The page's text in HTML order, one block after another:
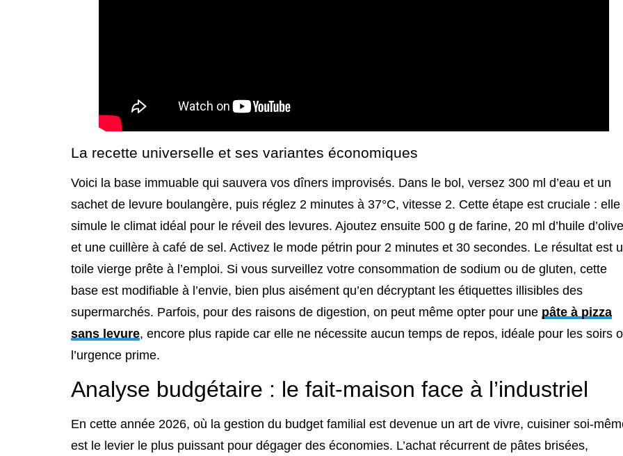
La recette universelle et ses variantes économiques
Voici la base immuable qui sauvera vos dîners improvisés. Dans le bol, versez 300 ml d’eau et un
sachet de levure boulangère, puis réglez 2 minutes à 37°C, vitesse 2. Cette étape est cruciale : elle
simule le climat idéal pour le réveil des levures. Ajoutez ensuite 500 g de farine, 20 ml d’huile d’olive
et une cuillère à café de sel. Activez le mode pétrin pour 2 minutes et 30 secondes. Le résultat est
toile vierge prête à l’emploi. Si vous surveillez votre consommation de sodium ou de gluten, cette
base est modifiable à l’envie, bien plus aisément qu’en décryptant les étiquettes illisibles des
supermarchés. Parfois, pour des raisons de digestion, on peut même opter pour une pâte à pizza
sans levure, encore plus rapide car elle ne nécessite aucun temps de repos, idéale pour les soirs
l’urgence prime.
Analyse budgétaire : le fait-maison face à l’industriel
En cette année 2026, où la gestion du budget familial est devenue un art de vivre, cuisiner soi-
est le levier le plus puissant pour dégager des économies. L’achat récurrent de pâtes brisées,